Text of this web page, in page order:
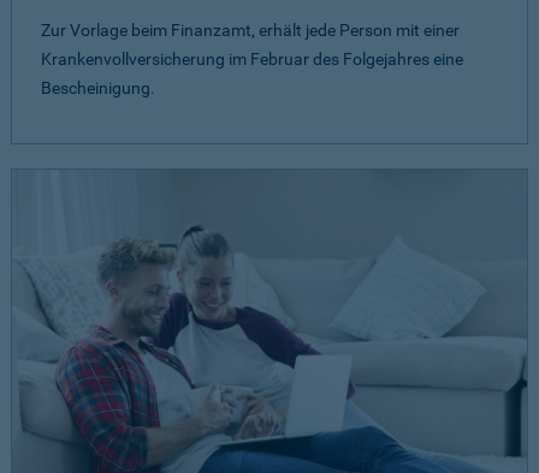
Zur Vorlage beim Finanzamt, erhält jede Person mit einer
Krankenvollversicherung im Februar des Folgejahres eine
Bescheinigung.